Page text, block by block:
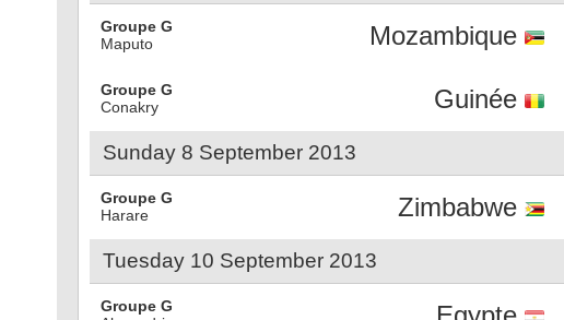
Groupe G
Maputo Mozambique
Groupe G
Conakry Guinée
Sunday 8 September 2013
Groupe G
Harare Zimbabwe
Tuesday 10 September 2013
Groupe G